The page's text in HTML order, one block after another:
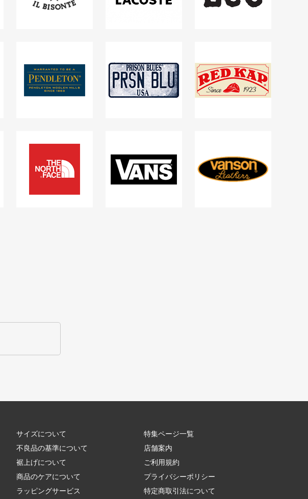
サイズについて
不良品の基準について
裾上げについて
商品のケアについて
ラッピングサービス
特集ページ一覧
店舗案内
ご利用規約
プライバシーポリシー
特定商取引法について